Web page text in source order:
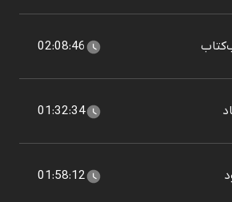
02:08:46
01:32:34
01:58:12